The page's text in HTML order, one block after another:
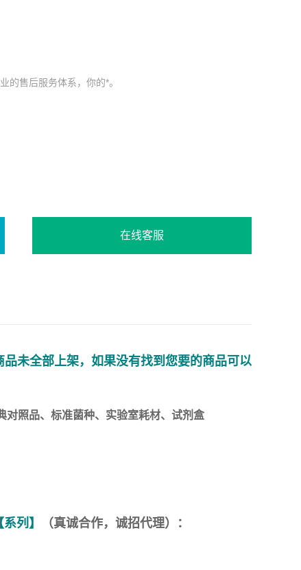
的售后服务体系，你的*。
在线客服
未全部上架，如果没有找到您要的商品可以
对照品、标准菌种、实验室耗材、试剂盒
系列】 （真诚合作，诚招代理）：